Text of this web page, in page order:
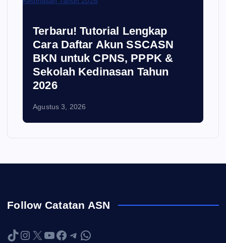
Terbaru! Tutorial Lengkap
Cara Daftar Akun SSCASN
BKN untuk CPNS, PPPK &
Sekolah Kedinasan Tahun
2026
Agustus 3, 2026
Follow Catatan ASN
TikTok Instagram X YouTube Facebook Telegram WhatsApp